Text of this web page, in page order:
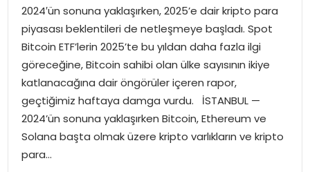
YAŞAM
2024′ün sonuna yaklaşırken, 2025’e dair kripto para
piyasası beklentileri de netleşmeye başladı. Spot
Bitcoin ETF’lerin 2025’te bu yıldan daha fazla ilgi
göreceğine, Bitcoin sahibi olan ülke sayısının ikiye
katlanacağına dair öngörüler içeren rapor,
geçtiğimiz haftaya damga vurdu. İSTANBUL —
2024’ün sonuna yaklaşırken Bitcoin, Ethereum ve
Solana başta olmak üzere kripto varlıkların ve kripto
para…